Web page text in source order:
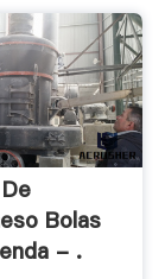
Bolas
- .